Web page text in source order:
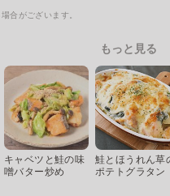
合がございます。
もっと見る
キャベツと鮭の味
噌バター炒め
鮭とほうれん草
ポテトグラタン